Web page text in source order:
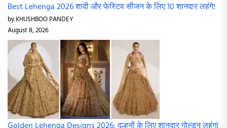
Best Lehenga 2026 शादी और फेस्टिव सीजन के लिए 10 शानदार लहंगे!
by KHUSHBOO PANDEY
August 8, 2026